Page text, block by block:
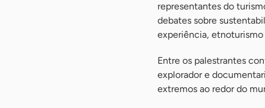
representantes do
debates sobre
experiência,
Entre os palestrantes
explorador e
extremos ao redor do